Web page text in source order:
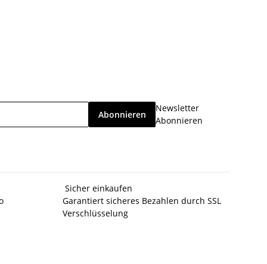
Abonnieren
Newsletter
Abonnieren
Sicher einkaufen
Garantiert sicheres Bezahlen durch SSL
Verschlüsselung